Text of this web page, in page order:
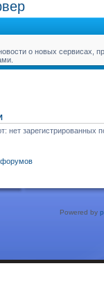
о новых сервисах,
зарегистрированных
Powered by